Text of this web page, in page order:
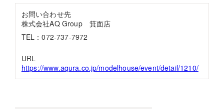
お問い合わせ先
株式会社AQ Group 箕面店
TEL：072-737-7972
URL
https://www.aqura.co.jp/modelhouse/event/detail/1210/